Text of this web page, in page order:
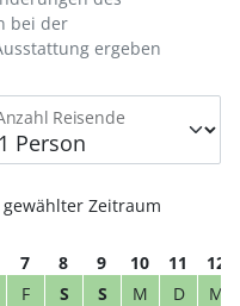
Reisende
bei der
ergeben
gewählter Zeitraum
7 8 9 10 11
12
F S S M D
M